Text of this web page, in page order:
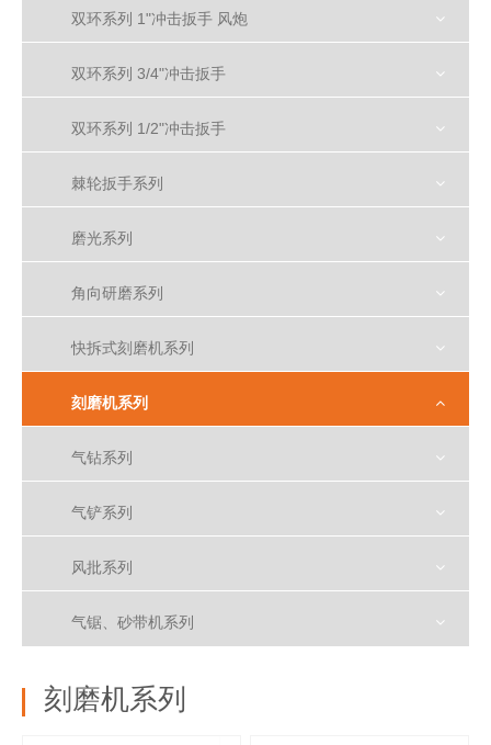
双环系列 1"冲击扳手 风炮
双环系列 3/4"冲击扳手
双环系列 1/2"冲击扳手
棘轮扳手系列
磨光系列
角向研磨系列
快拆式刻磨机系列
刻磨机系列
气钻系列
气铲系列
风批系列
气锯、砂带机系列
刻磨机系列